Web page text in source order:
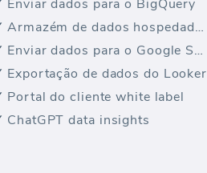
Enviar dados para o BigQuery
Armazém de dados hospedado na UE
Enviar dados para o Google Sheets
Exportação de dados do Looker
Portal do cliente white label
ChatGPT data insights